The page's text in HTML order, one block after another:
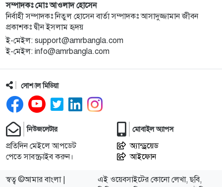
ভোটকেন্দ্রের সামনে বস্তাভর্তি টাকাসহ স্বেচ্ছাসেবকদল নেতা
আটক
১১
গোপালগঞ্জে ডিসির বাসভবনের সামনে ককটেল বিস্ফোরণ
১২
সন্ত্রাসীদের ব্যবস্থা না নেওয়া হলে আমার পক্ষে নির্বাচন করা
সম্ভব নয় : ভিপি নূর
১৩
নির্বাচনী নিরাপত্তা পর্যবেক্ষণে ফরিদপুর ও মুন্সীগঞ্জে বিজিবি
মহাপরিচালকের বেইজ ক্যাম্প পরিদর্শন
১৪
সম্পাদকঃ মোঃ আওলাদ হোসেন
নির্বাহী সম্পাদকঃ নিতুল হোসেন বার্তা সম্পাদকঃ আসাদুজ্জামান জীবন
প্রকাশকঃ দ্বীন ইসলাম হৃদয়
ই-মেইল: support@amrbangla.com
ই-মেইল: info@amrbangla.com
সোশ্যাল মিডিয়া
নিউজলেটার
প্রতিদিন মেইলে আপডেট
পেতে সাবস্ক্রাইব করুন।
মোবাইল অ্যাপস
অ্যান্ড্রয়েড
আইফোন
স্বত্ব ©আমার বাংলা |
এই ওয়েবসাইটের কোনো লেখা, ছবি,